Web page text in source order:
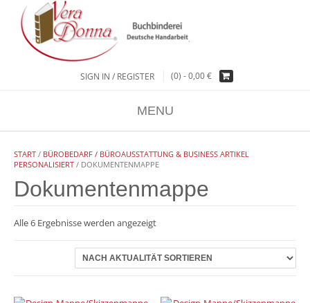
SIGN IN / REGISTER (0) -0,00€
MENU
START / BÜROBEDARF / BÜROAUSSTATTUNG & BUSINESS ARTIKEL
PERSONALISIERT / DOKUMENTENMAPPE
Dokumentenmappe
Alle 6 Ergebnisse werden angezeigtNach
sortiert